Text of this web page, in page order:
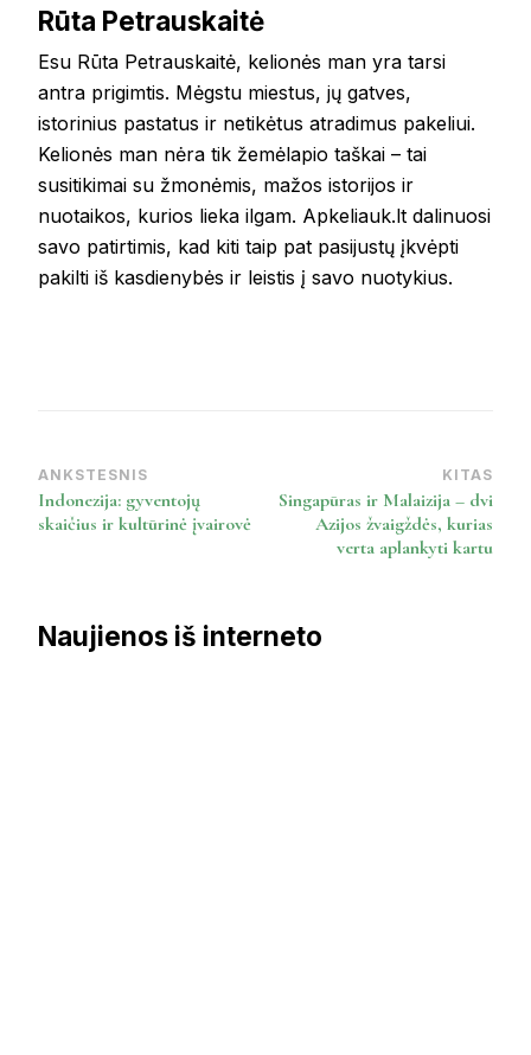
Rūta Petrauskaitė
Esu Rūta Petrauskaitė, kelionės man yra tarsi
antra prigimtis. Mėgstu miestus, jų gatves,
istorinius pastatus ir netikėtus atradimus pakeliui.
Kelionės man nėra tik žemėlapio taškai – tai
susitikimai su žmonėmis, mažos istorijos ir
nuotaikos, kurios lieka ilgam. Apkeliauk.lt dalinuosi
savo patirtimis, kad kiti taip pat pasijustų įkvėpti
pakilti iš kasdienybės ir leistis į savo nuotykius.
Post
Navigation
ANKSTESNIS
Indonezija: gyventojų
skaičius ir kultūrinė įvairovė
KITAS
Singapūras ir Malaizija – dvi
Azijos žvaigždės, kurias
verta aplankyti kartu
Naujienos iš interneto